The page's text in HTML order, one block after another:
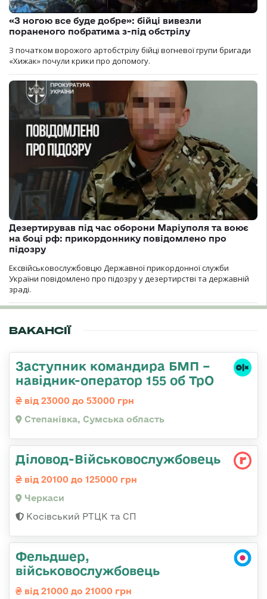
«З ногою все буде добре»: бійці вивезли
пораненого побратима з-під обстрілу
З початком ворожого артобстрілу бійці вогневої групи бригади
«Хижак» почули крики про допомогу.
Дезертирував під час оборони Маріуполя та воює
на боці рф: прикордоннику повідомлено про
підозру
Ексвійськовослужбовцю Державної прикордонної служби
України повідомлено про підозру у дезертирстві та державній
зраді.
ВАКАНСІЇ
Заступник командира БМП –
навідник-оператор 155 об ТрО
від 23000 до 53000 грн
Степанівка, Сумська область
Діловод-Військовослужбовець
від 20100 до 125000 грн
Черкаси
Косівський РТЦК та СП
Фельдшер,
військовослужбовець
від 21000 до 21000 грн